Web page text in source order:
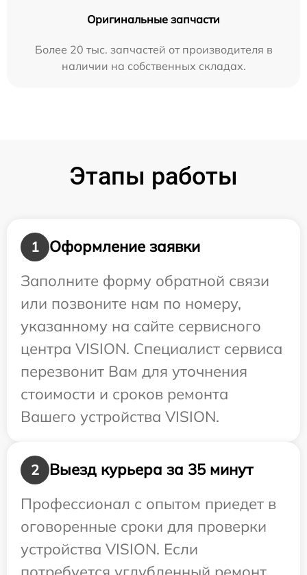
Оригинальные запчасти
Более 20 тыс. запчастей от производителя в
наличии на собственных складах.
Этапы работы
1
Оформление заявки
Заполните форму обратной связи
или позвоните нам по номеру,
указанному на сайте сервисного
центра VISION. Специалист сервиса
перезвонит Вам для уточнения
стоимости и сроков ремонта
Вашего устройства VISION.
2
Выезд курьера за 35 минут
Профессионал с опытом приедет в
оговоренные сроки для проверки
устройства VISION. Если